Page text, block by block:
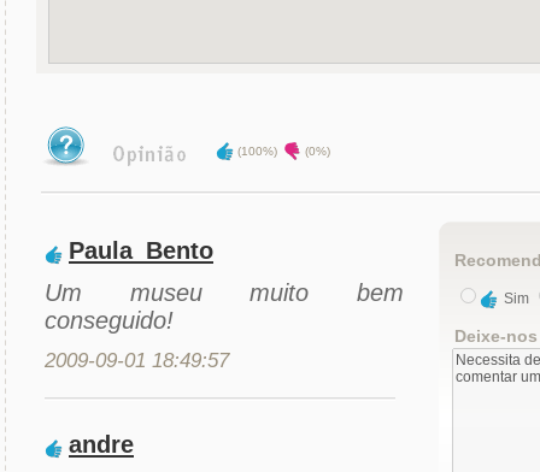
(100%) (0%)
Paula_Bento
Um museu muito bem
conseguido!
2009-09-01 18:49:57
andre
Sim
Deixe-